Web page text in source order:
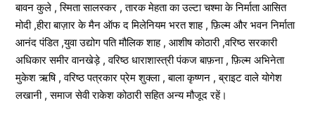
बावन कुले , स्मिता सालस्कर , तारक मेहता का उल्टा चश्मा के निर्माता आसित
मोदी ,हीरा बाज़ार के मैन ऑफ द मिलेनियम भरत शाह , फ़िल्म और भवन निर्माता
आनंद पंडित ,युवा उद्योग पति मौलिक शाह , आशीष कोठारी ,वरिष्ठ सरकारी
अधिकार समीर वानखेड़े , वरिष्ठ धाराशास्त्री पंकज बाफ़ना , फ़िल्म अभिनेता
मुकेश ऋषि , वरिष्ठ पत्रकार प्रेम शुक्ला , बाला कृष्णन , ब्राइट वाले योगेश
लखानी , समाज सेवी राकेश कोठारी सहित अन्य मौजूद रहें।